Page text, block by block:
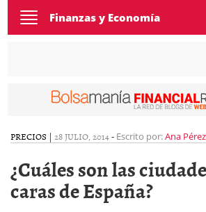
Toggle
navigation
Finanzas y Economía
PRECIOS | 28 JULIO, 2014- Escrito por:Ana
¿Cuáles son las
caras de España?